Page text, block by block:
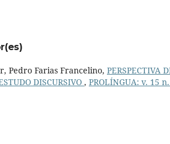
Pedro Farias Francelino, PERSPECTIVA
DISCURSIVO , PROLÍNGUA: v. 15